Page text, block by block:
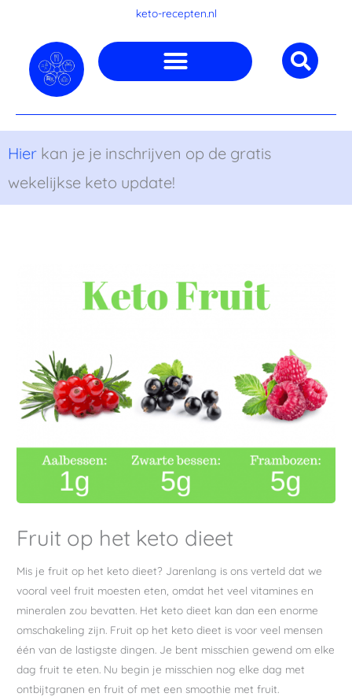
inhoud
keto-recepten.nl
Hier kan je je inschrijven op de gratis
wekelijkse keto update!
Fruit op het keto dieet
Mis je fruit op het keto dieet? Jarenlang is ons verteld dat we
vooral veel fruit moesten eten, omdat het veel vitamines en
mineralen zou bevatten. Het keto dieet kan dan een enorme
omschakeling zijn. Fruit op het keto dieet is voor veel mensen
één van de lastigste dingen. Je bent misschien gewend om elke
dag fruit te eten. Nu begin je misschien nog elke dag met
ontbijtgranen en fruit of met een smoothie met fruit.